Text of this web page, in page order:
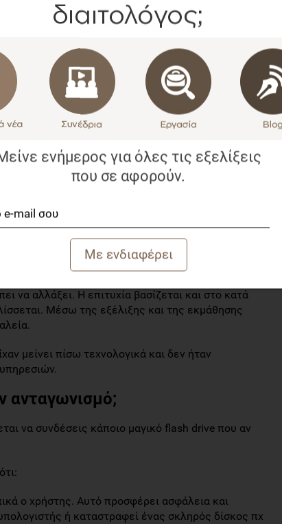
δίνει την δυνατότητα δημιουργίας συνταγών
του έκδοση.
ποσοστό λίπους κλπ) με ενσωματωμένες
ο Διαιτολόγος αν το επιθυμεί.
διαιτολογίου με προαιρετική ανάλυση και
πως οι εκτυπώσεις μπορούν να
χρήστη και να σταλούν με email μέσα από το
συνάδελφοι είναι διστακτικοί
με έναν συγκεκριμένο τρόπο για χρόνια, να
μας και είμαστε και άνθρωποι της
εργασιακή εμπειρία δυσκολεύονται πολύ να
να αλλάξει. Η επιτυχία βασίζεται και στο κατά
Μέσω της εξέλιξης και της εκμάθησης
μείνει πίσω τεχνολογικά και δεν ήταν
ανταγωνισμό;
να συνδέσεις κάποιο μαγικό flash drive που αν
ο χρήστης. Αυτό προσφέρει ασφάλεια και
ή καταστραφεί ένας σκληρός δίσκος πχ
ενήμερος για όλες τις εξελίξεις
που σε αφορούν.